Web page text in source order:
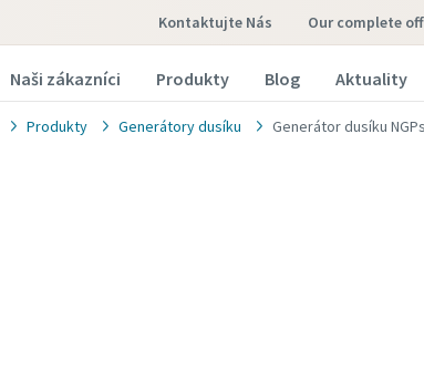
Kontaktujte Nás our complete
Naši zákazníci Produkty Blog Aktuality
Produkty Generátory dusíku Generátor dusíku